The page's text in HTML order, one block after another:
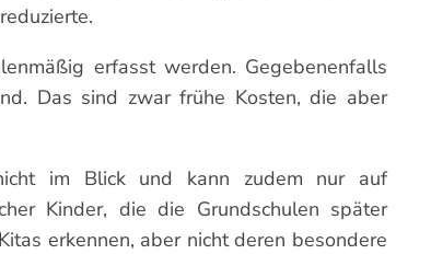
erfasst werden. Gegebenenfalls
Das sind zwar frühe Kosten, die aber
im Blick und kann zudem nur auf
Kinder, die die Grundschulen später
erkennen, aber nicht deren besondere